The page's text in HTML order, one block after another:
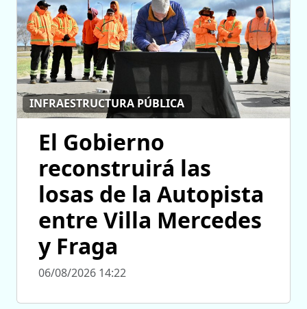
INFRAESTRUCTURA PÚBLICA
El Gobierno
reconstruirá las
losas de la Autopista
entre Villa Mercedes
y Fraga
06/08/2026 14:22